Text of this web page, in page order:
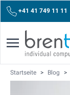
+41 41 749 11 11
Startseite > Blog >